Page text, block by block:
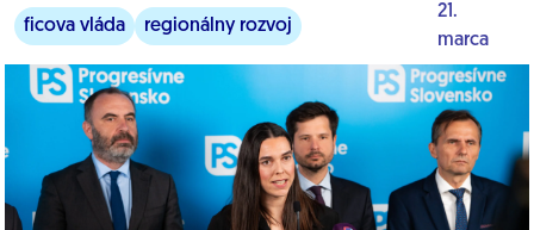
ficova vláda
regionálny rozvoj
ochrana prírody
21.
marca